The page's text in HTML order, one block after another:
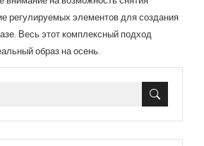
регулируемых элементов для создания
Весь этот комплексный подход
образ на осень.